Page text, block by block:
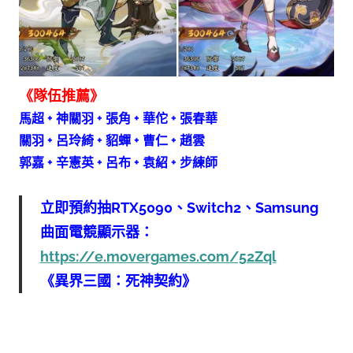
《隊伍推薦》
馬超 + 神關羽 + 張角 + 華佗 + 張春華
關羽 + 呂玲綺 + 貂蟬 + 曹仁 + 趙雲
郭嘉 + 辛憲英 + 呂布 + 袁紹 + 步練師
立即預約抽RTX5090、Switch2、Samsung
曲面電競顯示器：
https://e.movergames.com/52Zql
《異界三國：死神契約》